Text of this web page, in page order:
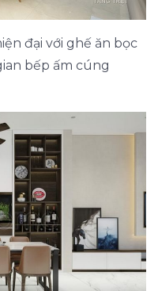
đại với ghế ăn bọc
bếp ấm cúng